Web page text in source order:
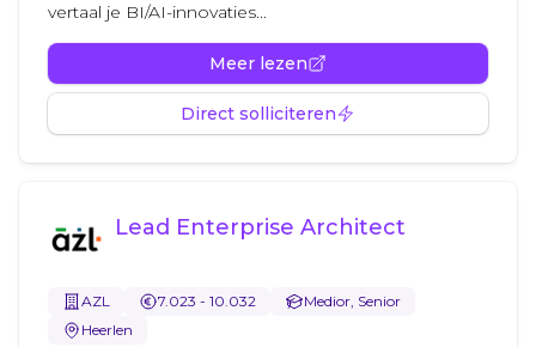
vertaal je BI/AI-innovaties...
Meer lezen
Direct solliciteren
Lead Enterprise Architect
AZL 7.023 - 10.032
Medior, Senior
Heerlen